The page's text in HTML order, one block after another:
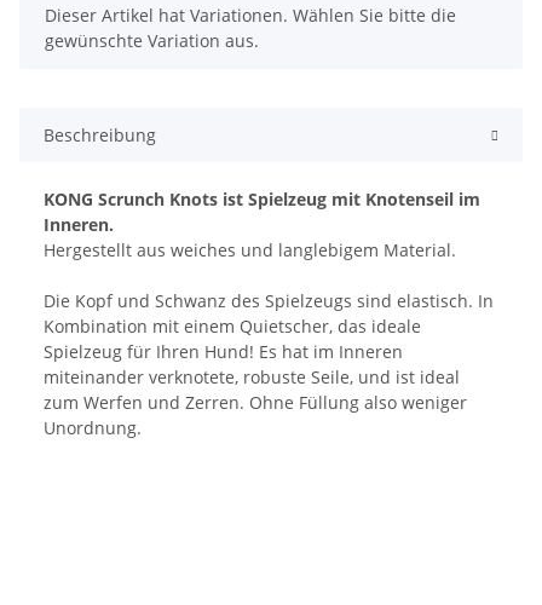
x
Dieser Artikel hat Variationen. Wählen Sie bitte die
gewünschte Variation aus.
Beschreibung
KONG Scrunch Knots ist Spielzeug mit Knotenseil im
Inneren.
Hergestellt aus weiches und langlebigem Material.
Die Kopf und Schwanz des Spielzeugs sind elastisch. In
Kombination mit einem Quietscher, das ideale
Spielzeug für Ihren Hund! Es hat im Inneren
miteinander verknotete, robuste Seile, und ist ideal
zum Werfen und Zerren. Ohne Füllung also weniger
Unordnung.